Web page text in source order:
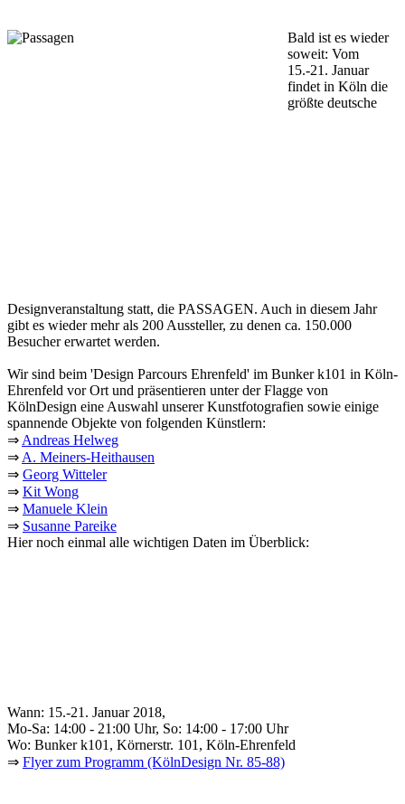
Bald ist es wieder
soweit: Vom
15.-21. Januar
findet in Köln die
größte deutsche
Designveranstaltung statt, die PASSAGEN. Auch in diesem Jahr
gibt es wieder mehr als 200 Aussteller, zu denen ca. 150.000
Besucher erwartet werden.
Wir sind beim 'Design Parcours Ehrenfeld' im Bunker k101 in Köln-
Ehrenfeld vor Ort und präsentieren unter der Flagge von
KölnDesign eine Auswahl unserer Kunstfotografien sowie einige
spannende Objekte von folgenden Künstlern:
⇒ Andreas Helweg
⇒ A. Meiners-Heithausen
⇒ Georg Witteler
⇒ Kit Wong
⇒ Manuele Klein
⇒ Susanne Pareike
Hier noch einmal alle wichtigen Daten im Überblick:
Wann: 15.-21. Januar 2018,
Mo-Sa: 14:00 - 21:00 Uhr, So: 14:00 - 17:00 Uhr
Wo: Bunker k101, Körnerstr. 101, Köln-Ehrenfeld
⇒ Flyer zum Programm (KölnDesign Nr. 85-88)